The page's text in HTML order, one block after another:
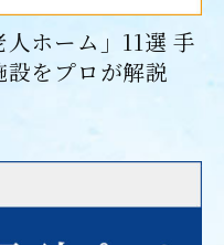
人ホーム」11選 手
をプロが解説